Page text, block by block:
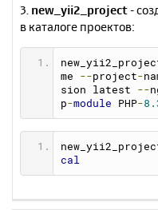
3. new_yii2_project-
в каталоге проектов:
me --project-
sion latest --
p-module PHP-
cal